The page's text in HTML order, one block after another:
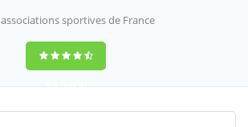
associations sportives de France
9,4(100%)
14358votes